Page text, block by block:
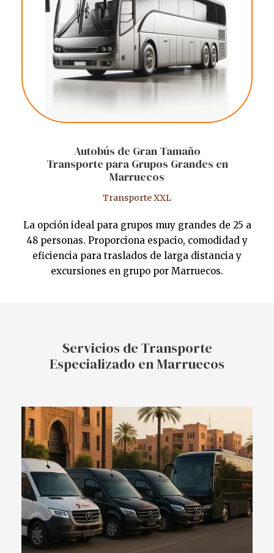
Autobús de Gran Tamaño
Transporte para Grupos Grandes en
Marruecos
Transporte XXL
La opción ideal para grupos muy grandes de 25 a
48 personas. Proporciona espacio, comodidad y
eficiencia para traslados de larga distancia y
excursiones en grupo por Marruecos.
Servicios de Transporte
Especializado en Marruecos